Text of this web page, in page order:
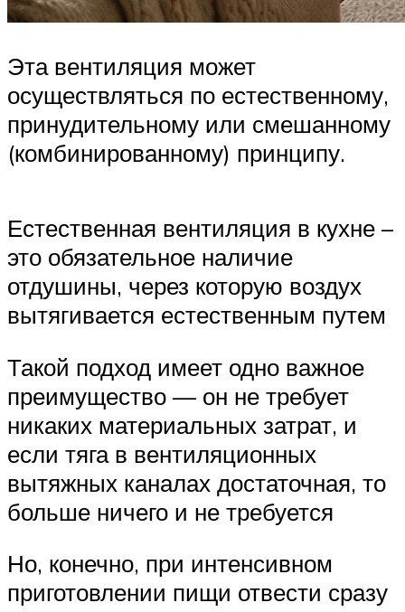
Эта вентиляция может
осуществляться по естественному,
принудительному или смешанному
(комбинированному) принципу.
Естественная вентиляция в кухне –
это обязательное наличие
отдушины, через которую воздух
вытягивается естественным путем
Такой подход имеет одно важное
преимущество — он не требует
никаких материальных затрат, и
если тяга в вентиляционных
вытяжных каналах достаточная, то
больше ничего и не требуется
Но, конечно, при интенсивном
приготовлении пищи отвести сразу